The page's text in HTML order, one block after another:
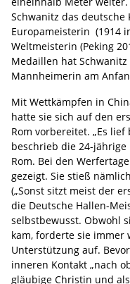
Schwanitz das
Europameisterin (1914
Weltmeisterin (Peking
Medaillen hat
Mannheimerin am
Mit Wettkämpfen in
hatte sie sich auf den
Rom vorbereitet. „Es
beschrieb die 24-
Rom. Bei den
gezeigt. Sie stieß
(„Sonst sitzt meist der
die Deutsche Hallen-
selbstbewusst. Obwohl
kam, forderte sie immer
Unterstützung auf.
inneren Kontakt „nach
gläubige Christin und